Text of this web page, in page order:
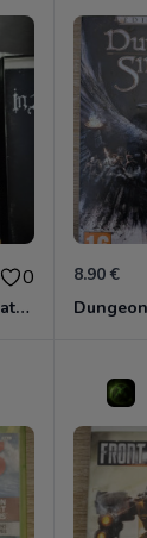
0
[RARE] JDR In Nomine Satanis / Magna Veritas – 1ère Édition BOÎTE (DOS BLANC, 1989) - CROC / Siroz
8.90 €